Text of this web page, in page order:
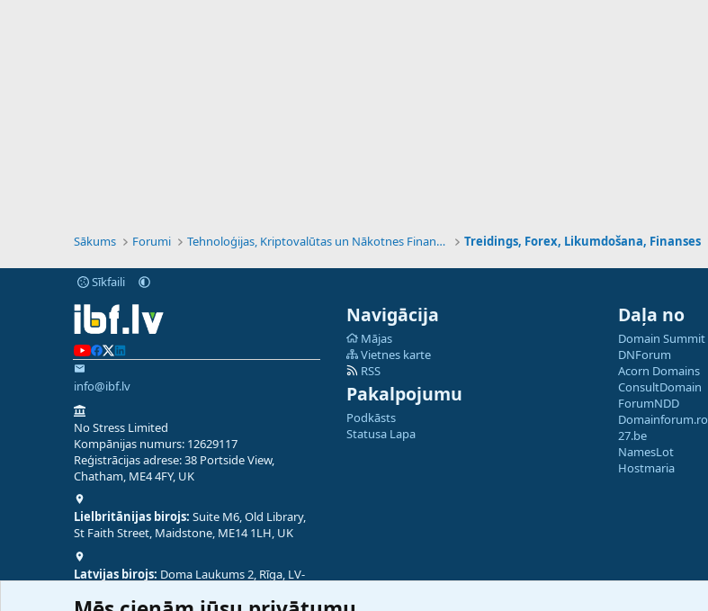
Sākums Forumi Tehnoloģijas, Kriptovalūtas un Nākotnes Finanses Treidings, Forex, Likumdošana, Finanses
Sīkfaili
info@ibf.lv
No Stress Limited
Kompānijas numurs: 12629117
Reģistrācijas adrese: 38 Portside View,
Chatham, ME4 4FY, UK
Lielbritānijas birojs: Suite M6, Old Library,
St Faith Street, Maidstone, ME14 1LH, UK
Latvijas birojs: Doma Laukums 2, Rīga, LV-
Navigācija
Mājas
Vietnes karte
RSS
Pakalpojumu
Podkāsts
Statusa Lapa
Daļa no
Domain Summit
DNForum
Acorn Domains
ConsultDomain
ForumNDD
Domainforum.ro
27.be
NamesLot
Hostmaria